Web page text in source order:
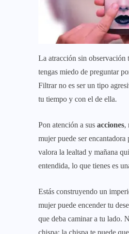
La atracción sin observación
tengas miedo de preguntar
Filtrar no es ser un tipo
tu tiempo y con el de ella.
Pon atención a sus acciones,
mujer puede ser
valora la lealtad y mañana
entendida, lo que tienes es
Estás construyendo un
mujer puede encender tu
que deba caminar a tu lado.